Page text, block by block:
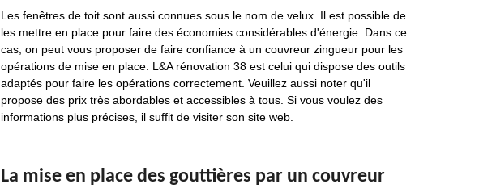
Les fenêtres de toit sont aussi connues sous le nom de velux. Il est possible de
les mettre en place pour faire des économies considérables d'énergie. Dans ce
cas, on peut vous proposer de faire confiance à un couvreur zingueur pour les
opérations de mise en place. L&A rénovation 38 est celui qui dispose des outils
adaptés pour faire les opérations correctement. Veuillez aussi noter qu'il
propose des prix très abordables et accessibles à tous. Si vous voulez des
informations plus précises, il suffit de visiter son site web.
La mise en place des gouttières par un couvreur